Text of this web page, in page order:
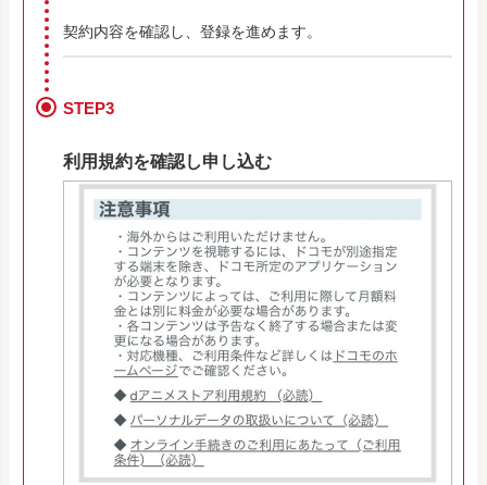
契約内容を確認し、登録を進めます。
STEP3
利用規約を確認し申し込む